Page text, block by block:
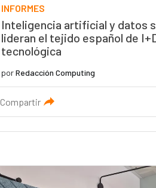
INFORMES
Inteligencia artificial y datos
lideran el tejido español de
tecnológica
porRedacción Computing
Compartir